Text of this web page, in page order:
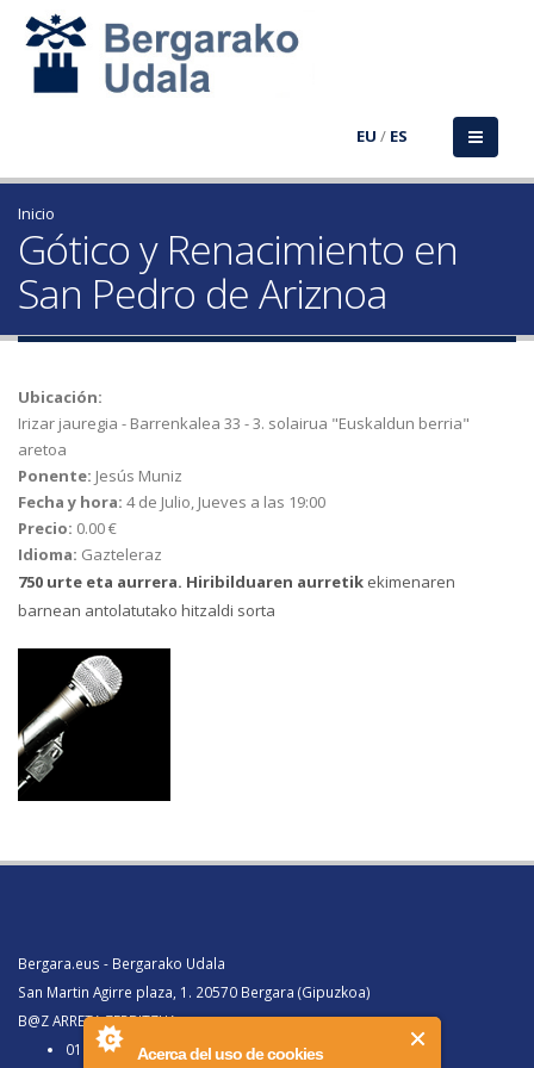
Acerca del uso de cookies
EU / ES
Inicio
Gótico y Renacimiento en
San Pedro de Ariznoa
Ubicación:
Irizar jauregia - Barrenkalea 33 - 3. solairua "Euskaldun berria"
aretoa
Ponente: Jesús Muniz
Fecha y hora: 4 de Julio, Jueves a las 19:00
Precio: 0.00 €
Idioma: Gazteleraz
750 urte eta aurrera. Hiribilduaren aurretik ekimenaren
barnean antolatutako hitzaldi sorta
Bergara.eus - Bergarako Udala
San Martin Agirre plaza, 1. 20570 Bergara (Gipuzkoa)
B@Z ARRETA ZERBITZUA:
010, Bergaratik deituz gero